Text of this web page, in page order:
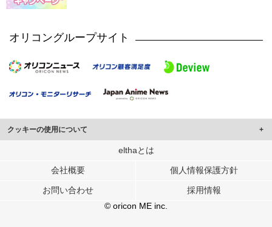
オリコングループサイト
クッキーの使用について
このサイトでは Cookie を使用して、ユーザーに合わせたコンテンツや広告の
行っています。
メディアや広告配信、データ解析の各パートナーに提供しています。
各パートナーは、この情報とユーザーが各パートナーに提供した他の情報や、
ユーザーが各パートナーのサービスを使用したときに収集した他の情報を組み
elthaとは
会社概要 個人情報保護方針
お問い合わせ
採用情報
© oricon ME inc.